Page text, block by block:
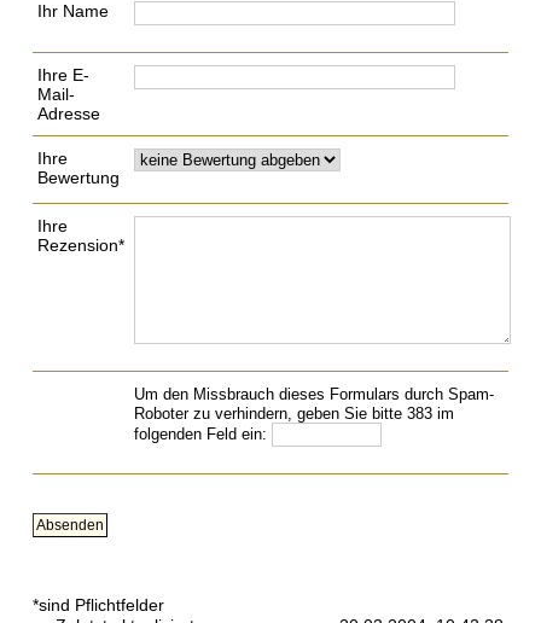
Ihr Name
Ihre E-
Mail-
Adresse
Ihre
Bewertung
Ihre
Rezension*
Um den Missbrauch dieses Formulars durch Spam-
Roboter zu verhindern, geben Sie bitte 383 im
folgenden Feld ein:
*sind Pflichtfelder